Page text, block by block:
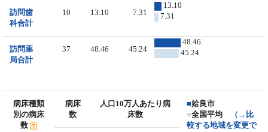
訪問歯
科合計
10 13.10 7.31
13.10
7.31
訪問薬
局合計
37 48.46 45.24
48.46
45.24
病床種類
別の病床
数
病床
数
人口10万人あたり病
床数
■姶良市
■全国平均
（→比
較する地域を変更で